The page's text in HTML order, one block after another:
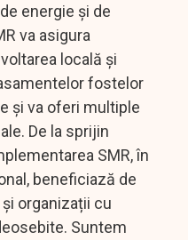
energie și de
va asigura
locală și
fostelor
și va oferi multiple
De la sprijin
SMR, în
beneficiază de
organizații cu
Suntem